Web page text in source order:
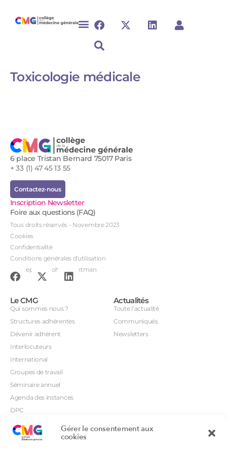
Gérer le consentement aux
cookies
Toxicologie médicale​
6 place Tristan Bernard 75017 Paris
+ 33 (1) 47 45 13 55
Contactez-nous
Inscription Newsletter
Foire aux questions (FAQ)
Tous droits réservés - Novembre 2023
Cookies
Confidentialité
Conditions générales d'utilisation
Conception : John Brightman
Le CMG
Qui sommes nous ?
Structures adhérentes
Dévenir adhérent
Interlocuteurs
International
Groupes de travail
Séminaire annuel
Agenda des instances
DPC
Orientations prioritaires
Actualités
Toute l’actualité
Communiqués
Newsletters